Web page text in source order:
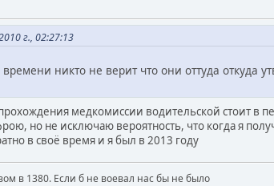
г., 02:27:13
никто не верит что они оттуда откуда
медкомиссии водительской стоит в
но не исключаю вероятность, что когда я
в своё время и я был в 2013 году
в 1380. Если б не воевал нас бы не было